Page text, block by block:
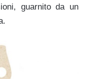
guarnito da un